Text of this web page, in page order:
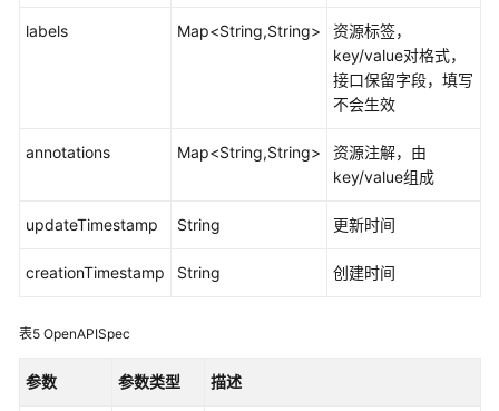
南
区
API
考
布
labels Map<String,String>
资源标签，
key/value对格式，
接口保留字段，填写
不会生效
annotations Map<String,String>
资源注解，由
key/value组成
updateTimestamp String 更新时间
creationTimestamp String 创建时间
表5 OpenAPISpec
参数 参数类型 描述